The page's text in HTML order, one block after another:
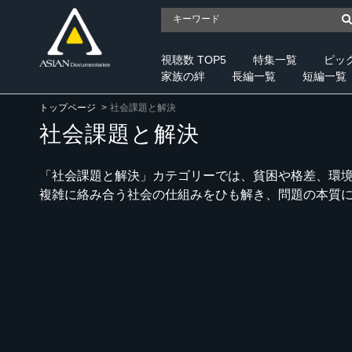
視聴数 TOP5 特集一覧
ピッ
家族の絆
長編一覧 短編一覧
トップページ 社会課題と解決
社会課題と解決
「社会課題と解決」カテゴリーでは、貧困や格差、
複雑に絡み合う社会の仕組みをひも解き、問題の本質